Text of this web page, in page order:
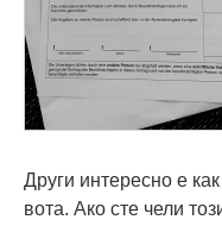
Други интересно е
вота. Ако сте чели